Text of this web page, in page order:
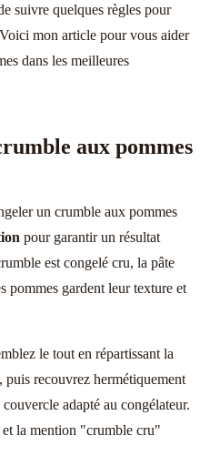
suivre quelques règles pour
mon article pour vous aider
dans les meilleures
aux pommes
un crumble aux pommes
pour garantir un résultat
est congelé cru, la pâte
pommes gardent leur texture et
le tout en répartissant la
puis recouvrez hermétiquement
adapté au congélateur.
la mention "crumble cru"